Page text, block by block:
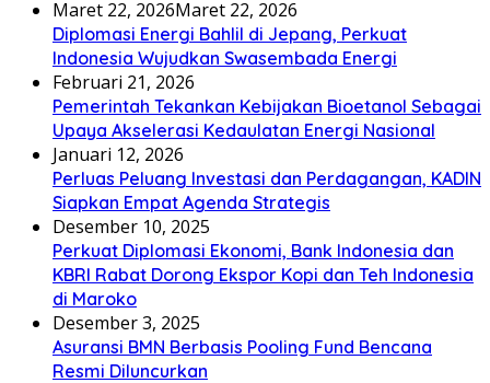
Maret 22, 2026Maret 22, 2026
Diplomasi Energi Bahlil di Jepang, Perkuat
Indonesia Wujudkan Swasembada Energi
Februari 21, 2026
Pemerintah Tekankan Kebijakan Bioetanol Sebagai
Upaya Akselerasi Kedaulatan Energi Nasional
Januari 12, 2026
Perluas Peluang Investasi dan Perdagangan, KADIN
Siapkan Empat Agenda Strategis
Desember 10, 2025
Perkuat Diplomasi Ekonomi, Bank Indonesia dan
KBRI Rabat Dorong Ekspor Kopi dan Teh Indonesia
di Maroko
Desember 3, 2025
Asuransi BMN Berbasis Pooling Fund Bencana
Resmi Diluncurkan